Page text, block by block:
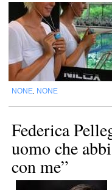
NONE NONE
Federica
uomo che
con me”